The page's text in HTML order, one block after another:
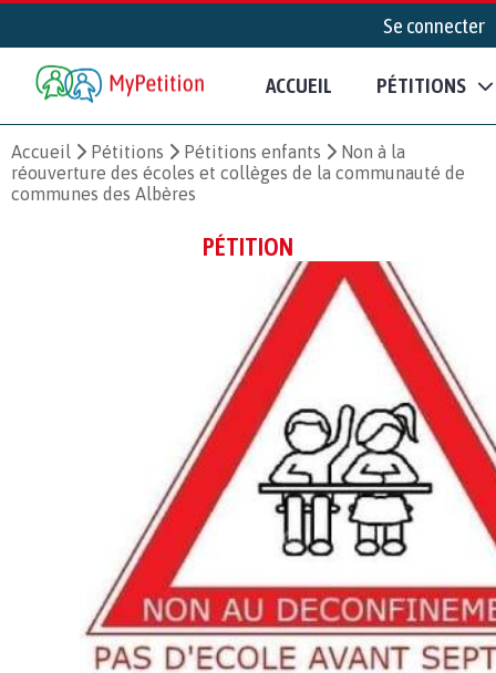
Se connecter
ACCUEIL PÉTITIONS
Accueil Pétitions Pétitions enfants
Non à la
réouverture des écoles et collèges de la communauté de
communes des Albères
PÉTITION